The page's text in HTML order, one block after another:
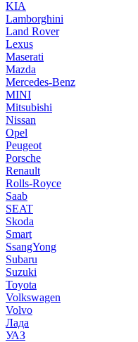
KIA
Lamborghini
Land Rover
Lexus
Maserati
Mazda
Mercedes-Benz
MINI
Mitsubishi
Nissan
Opel
Peugeot
Porsche
Renault
Rolls-Royce
Saab
SEAT
Skoda
Smart
SsangYong
Subaru
Suzuki
Toyota
Volkswagen
Volvo
Лада
УАЗ